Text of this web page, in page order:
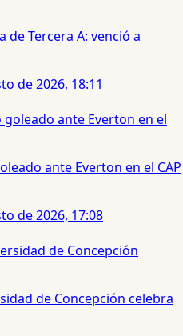
de Tercera A: venció a
de 2026, 18:11
ante Everton en el CAP
de 2026, 17:08
de Concepción celebra